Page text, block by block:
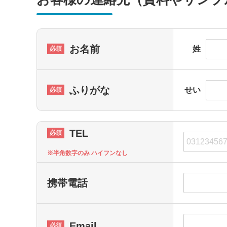
お名前 姓
ふりがな せい
TEL
※半角数字のみ ハイフンなし
携帯電話